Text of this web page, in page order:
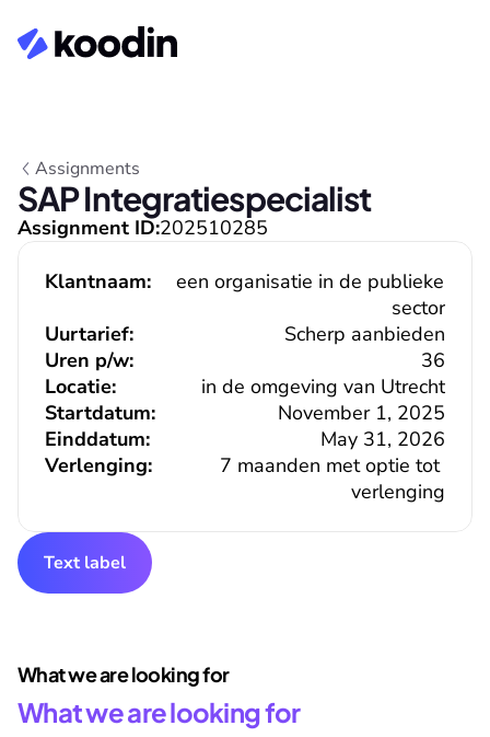
Assignments
SAP Integratiespecialist
Assignment ID:202510285
Klantnaam:
een organisatie in de publieke
sector
Uurtarief:
Scherp aanbieden
36
Uren p/w:
Locatie:
in de omgeving van Utrecht
Verlenging:
7 maanden met optie tot
verlenging
Einddatum: May 31, 2026
Startdatum: November 1, 2025
Text label
What we are looking for
What we are looking for